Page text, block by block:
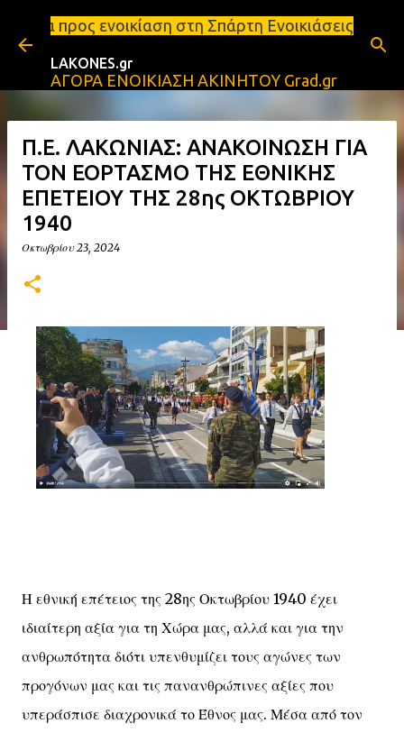
Μετάβαση στο κύριο περιεχόμενο
στη Σπάρτη Ενοικιάσεις διαμερισμάτων
LAKONES.gr
ΑΓΟΡΑ ΕΝΟΙΚΙΑΣΗ ΑΚΙΝΗΤΟΥ Grad.gr
Π.Ε. ΛΑΚΩΝΙΑΣ: ΑΝΑΚΟΙΝΩΣΗ ΓΙΑ
ΤΟΝ ΕΟΡΤΑΣΜΟ ΤΗΣ ΕΘΝΙΚΗΣ
ΕΠΕΤΕΙΟΥ ΤΗΣ 28ης ΟΚΤΩΒΡΙΟΥ
1940
Οκτωβρίου 23, 2024
Η εθνική επέτειος της 28ης Οκτωβρίου 1940 έχει
ιδιαίτερη αξία για τη Χώρα μας, αλλά και για την
ανθρωπότητα διότι υπενθυμίζει τους αγώνες των
προγόνων μας και τις πανανθρώπινες αξίες που
υπεράσπισε διαχρονικά το Έθνος μας. Μέσα από τον